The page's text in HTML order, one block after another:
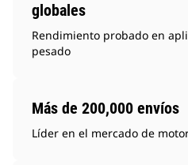
globales
Rendimiento probado en
pesado
Más de 200,000 envíos
Líder en el mercado de